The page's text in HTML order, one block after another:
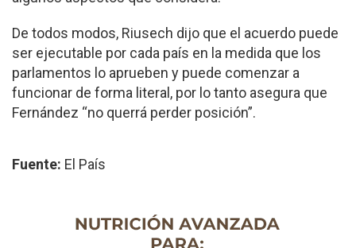
De todos modos, Riusech dijo que el acuerdo puede
ser ejecutable por cada país en la medida que los
parlamentos lo aprueben y puede comenzar a
funcionar de forma literal, por lo tanto asegura que
Fernández “no querrá perder posición”.
Fuente: El País